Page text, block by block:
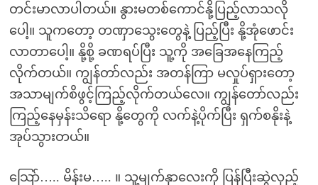
တင်းမာလာပါတယ်။ နွားမတစ်ကောင်နို့ပြည့်လာသလို
ပေါ့။ သူကတော့ တဏှာသွေးတွေနဲ့ ပြည့်ပြီး နို့အုံဖောင်း
လာတာပေါ့။ နို့စို့ ခဏရပ်ပြီး သူ့ကို အခြေအနေကြည့်
လိုက်တယ်။ ကျွန်တာ်လည်း အတန်ကြာ မလှုပ်ရှားတော့
အသာမျက်စိဖွင့်ကြည့်လိုက်တယ်လေ။ ကျွန်တော်လည်း
ကြည့်နေမှန်းသိရော နို့တွေကို လက်နဲ့ပိုက်ပြီး ရှက်စနိုးနဲ့
အုပ်သွားတယ်။
သြော်….. မိန်းမ….. ။ သူ့မျက်နှာလေးကို ပြန်ပြီးဆွဲလှည့်